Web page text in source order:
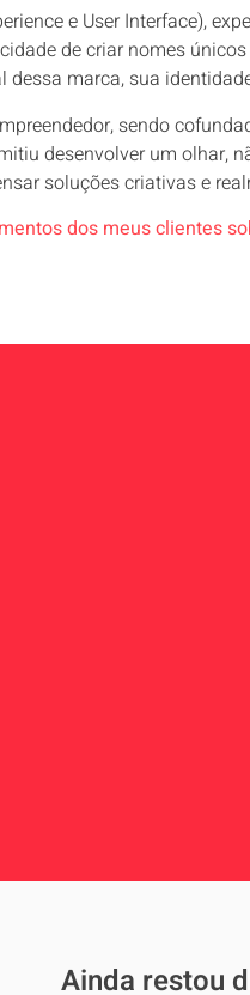
e User Interface),
de criar nomes
dessa marca, sua
sendo
desenvolver um olhar,
soluções criativas e
dos meus clientes
Ainda restou